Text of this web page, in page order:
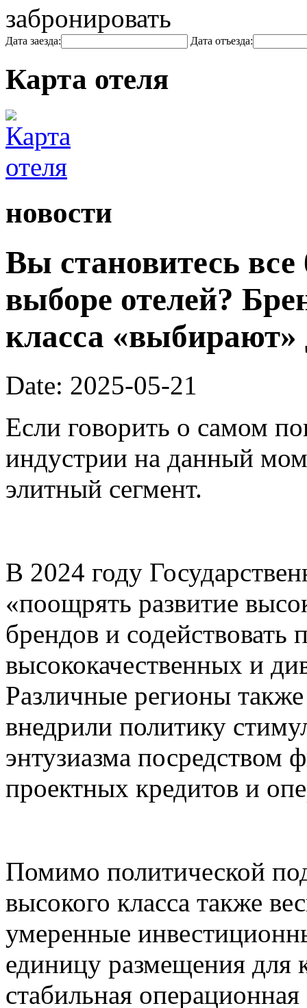
забронировать
Дата заезда: Дата отъезда:
Карта отеля
новости
Вы становитесь
выборе отелей?
класса «выбирают»
Date: 2025-05-21
Если говорить о самом
индустрии на данный
элитный сегмент.
В 2024 году
«поощрять развитие
брендов и содействовать
высококачественных и
Различные регионы
внедрили политику
энтузиазма посредством
проектных кредитов и
Помимо политической
высокого класса также
умеренные
единицу размещения для
стабильная